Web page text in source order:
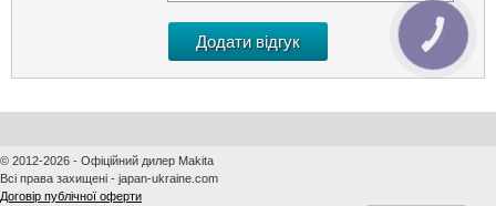
© 2012-2026 - Офіційний дилер Makita
Всі права захищені - japan-ukraine.com
Договір публічної оферти
КНОПКА
ЗВ'ЯЗКУ